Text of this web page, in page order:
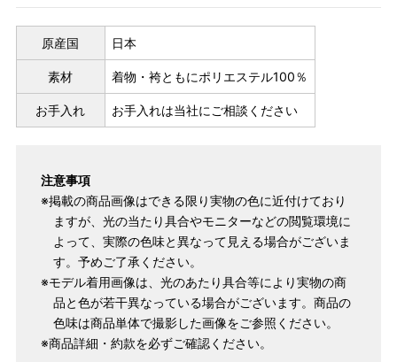
原産国 日本
素材 着物・袴ともにポリエステル100％
お手入れ お手入れは当社にご相談ください
注意事項
※掲載の商品画像はできる限り実物の色に近付けており
ますが、光の当たり具合やモニターなどの閲覧環境に
よって、実際の色味と異なって見える場合がございま
す。予めご了承ください。
※モデル着用画像は、光のあたり具合等により実物の商
品と色が若干異なっている場合がございます。商品の
色味は商品単体で撮影した画像をご参照ください。
※商品詳細・約款を必ずご確認ください。